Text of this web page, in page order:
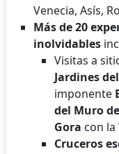
Venecia, Asís,
Más de 20
inolvidables
Visitas a
Jardines
imponente
del Muro
Gora con
Cruceros